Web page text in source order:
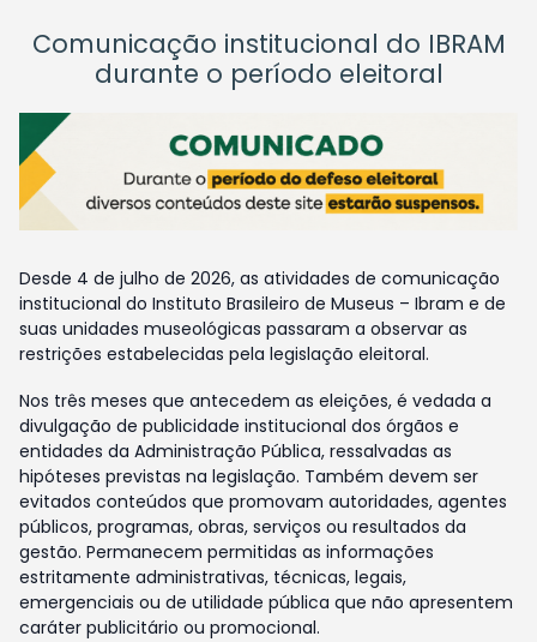
Comunicação institucional do IBRAM
durante o período eleitoral
Desde 4 de julho de 2026, as atividades de comunicação
institucional do Instituto Brasileiro de Museus – Ibram e de
suas unidades museológicas passaram a observar as
restrições estabelecidas pela legislação eleitoral.
Nos três meses que antecedem as eleições, é vedada a
divulgação de publicidade institucional dos órgãos e
entidades da Administração Pública, ressalvadas as
hipóteses previstas na legislação. Também devem ser
evitados conteúdos que promovam autoridades, agentes
públicos, programas, obras, serviços ou resultados da
gestão. Permanecem permitidas as informações
estritamente administrativas, técnicas, legais,
emergenciais ou de utilidade pública que não apresentem
caráter publicitário ou promocional.